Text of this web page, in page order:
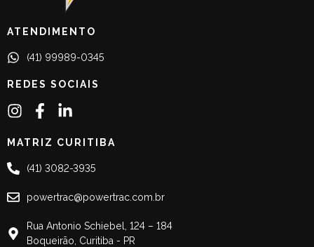
ATENDIMENTO
(41) 99989-0345
REDES SOCIAIS
MATRIZ CURITIBA
(41) 3082-3935
powertrac@powertrac.com.br
Rua Antonio Schiebel, 124 – 184
Boqueirão, Curitiba - PR